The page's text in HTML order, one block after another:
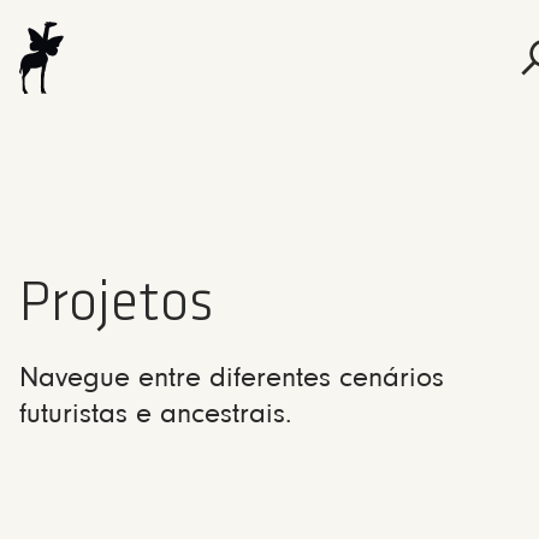
Projetos
Navegue entre diferentes cenários
futuristas e ancestrais.